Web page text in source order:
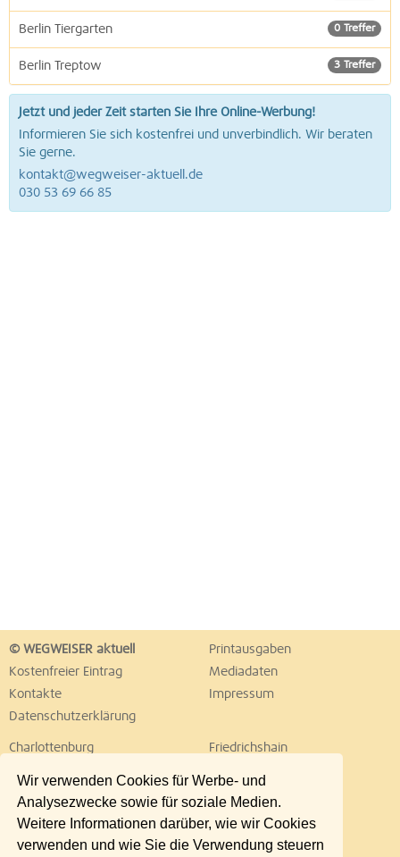
Wir verwenden Cookies für Werbe- und
Analysezwecke sowie für soziale Medien.
Weitere Informationen darüber, wie wir Cookies
verwenden und wie Sie die Verwendung steuern
0 Treffer
Berlin Tiergarten
3 Treffer
Berlin Treptow
Jetzt und jeder Zeit starten Sie Ihre Online-Werbung!
Informieren Sie sich kostenfrei und unverbindlich. Wir beraten
Sie gerne.
kontakt@wegweiser-aktuell.de
030 53 69 66 85
© WEGWEISER aktuell
Printausgaben
Kostenfreier Eintrag
Mediadaten
Kontakte
Impressum
Datenschutzerklärung
Charlottenburg
Friedrichshain
Lichtenberg
Marzahn
Neukölln